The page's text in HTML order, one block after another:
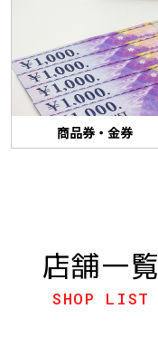
商品券・金券
店舗一覧
SHOP LIST